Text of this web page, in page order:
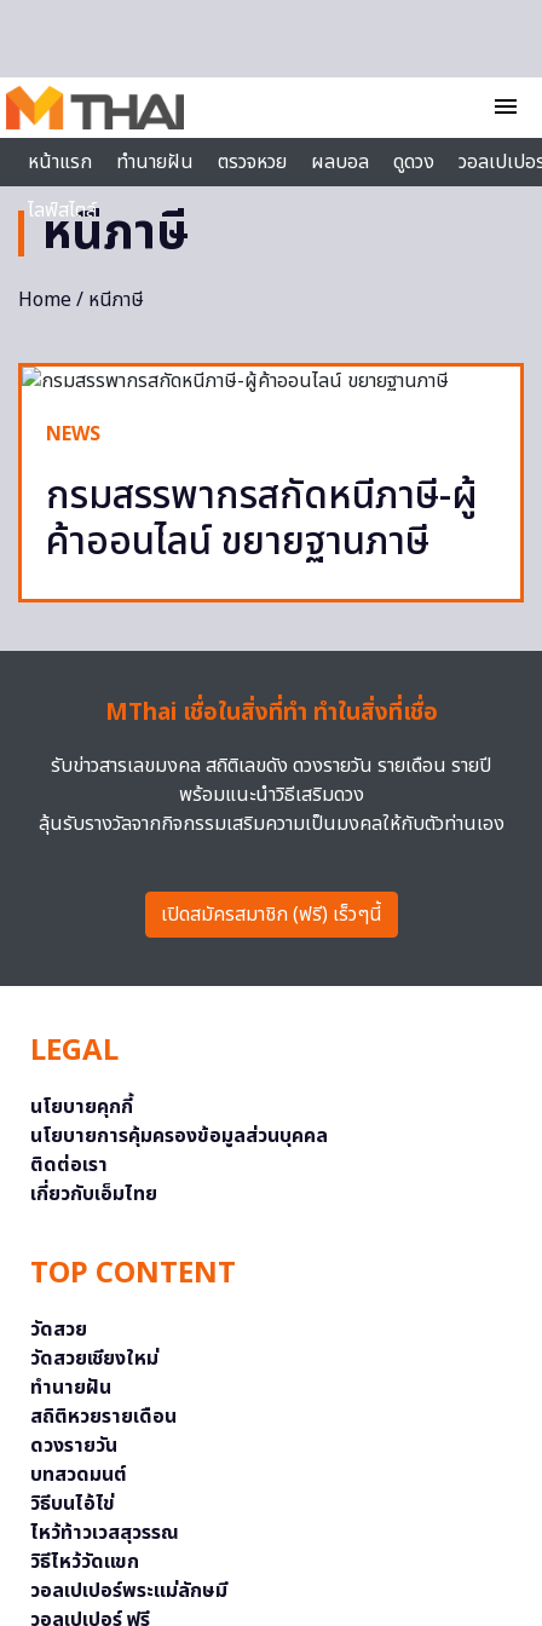
menu
หน้าแรก
ทำนายฝัน ตรวจหวย ผลบอล ดูดวง
วอลเปเป
ไลฟ์สไตล์
หนีภาษี
Home/ หนีภาษี
NEWS
กรมสรรพากรสกัดหนีภาษี-ผู้
ค้าออนไลน์ ขยายฐานภาษี
MThai เชื่อในสิ่งที่ทำ ทำในสิ่งที่เชื่อ
รับข่าวสารเลขมงคล สถิติเลขดัง ดวงรายวัน รายเดือน รายปี
พร้อมแนะนำวิธีเสริมดวง
ลุ้นรับรางวัลจากกิจกรรมเสริมความเป็นมงคลให้กับตัวท่านเอง
เปิดสมัครสมาชิก (ฟรี) เร็วๆนี้
LEGAL
นโยบายคุกกี้
นโยบายการคุ้มครองข้อมูลส่วนบุคคล
ติดต่อเรา
เกี่ยวกับเอ็มไทย
TOP CONTENT
วัดสวย
วัดสวยเชียงใหม่
ทำนายฝัน
สถิติหวยรายเดือน
ดวงรายวัน
บทสวดมนต์
วิธีบนไอ้ไข่
ไหว้ท้าวเวสสุวรรณ
วิธีไหว้วัดแขก
วอลเปเปอร์พระแม่ลักษมี
วอลเปเปอร์ ฟรี